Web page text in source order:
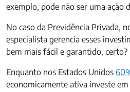
exemplo, pode não ser uma ação
No caso da Previdência Privada,
especialista gerencia esses
bem mais fácil e garantido, certo?
Enquanto nos Estados Unidos
economicamente ativa investe